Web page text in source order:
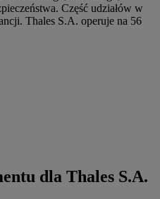
Część udziałów w
Thales S.A. operuje na 56
dla Thales S.A.